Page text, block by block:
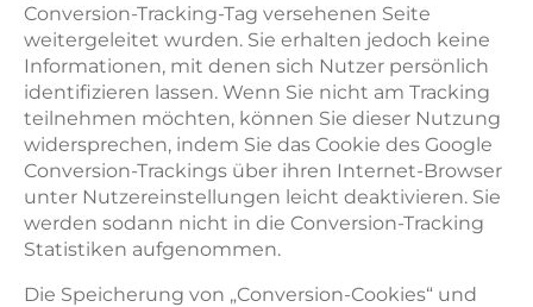
Conversion-Tracking-Tag versehenen Seite
weitergeleitet wurden. Sie erhalten jedoch keine
Informationen, mit denen sich Nutzer persönlich
identifizieren lassen. Wenn Sie nicht am Tracking
teilnehmen möchten, können Sie dieser Nutzung
widersprechen, indem Sie das Cookie des Google
Conversion-Trackings über ihren Internet-Browser
unter Nutzereinstellungen leicht deaktivieren. Sie
werden sodann nicht in die Conversion-Tracking
Statistiken aufgenommen.
Die Speicherung von „Conversion-Cookies“ und